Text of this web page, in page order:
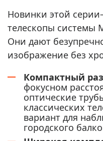
Новинки этой
телескопы системы
Они дают
изображение без
Компактный
фокусном
оптические
классических
вариант для
городского